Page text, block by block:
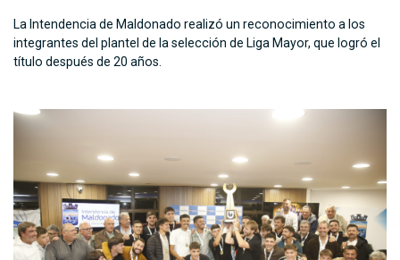
La Intendencia de Maldonado realizó un reconocimiento a los
integrantes del plantel de la selección de Liga Mayor, que logró el
título después de 20 años.